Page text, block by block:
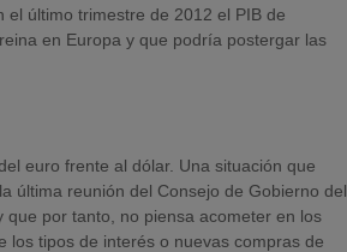
último trimestre de 2012 el PIB de
en Europa y que podría postergar las
euro frente al dólar. Una situación que
última reunión del Consejo de Gobierno del
por tanto, no piensa acometer en los
los tipos de interés o nuevas compras de